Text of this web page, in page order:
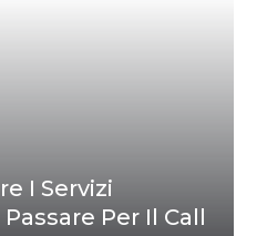
I Servizi
Per Il Call